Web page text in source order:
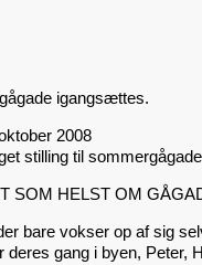
igangsættes.
2008
stilling til
SOM HELST OM
bare vokser op af sig
gang i byen, Peter,